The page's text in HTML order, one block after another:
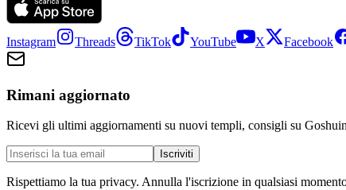
Instagram Threads TikTok YouTube X Facebook
Rimani aggiornato
Ricevi gli ultimi aggiornamenti su nuovi templi, consigli su
Iscriviti
Rispettiamo la tua privacy. Annulla l'iscrizione in qualsiasi